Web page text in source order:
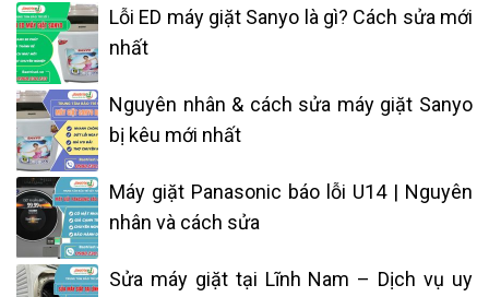
Lỗi ED máy giặt Sanyo là gì? Cách sửa mới
nhất
Nguyên nhân & cách sửa máy giặt Sanyo
bị kêu mới nhất
Máy giặt Panasonic báo lỗi U14 | Nguyên
nhân và cách sửa
Sửa máy giặt tại Lĩnh Nam – Dịch vụ uy